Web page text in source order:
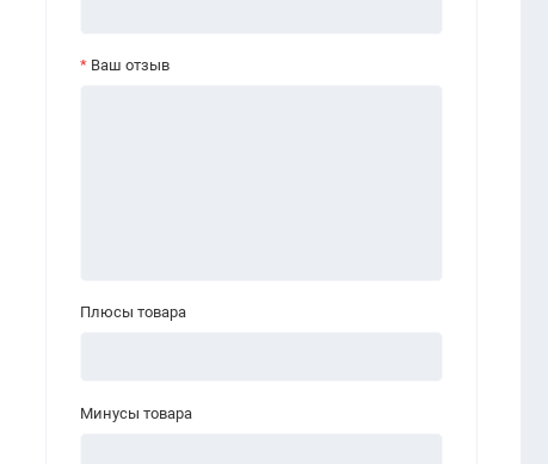
Ваш отзыв
Плюсы товара
Минусы товара